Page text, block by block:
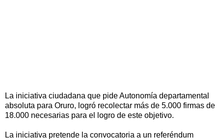
La iniciativa ciudadana que pide Autonomía departamental
absoluta para Oruro, logró recolectar más de 5.000 firmas de
18.000 necesarias para el logro de este objetivo.
La iniciativa pretende la convocatoria a un referéndum